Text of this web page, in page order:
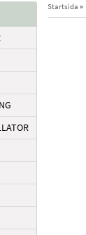
Startsida »